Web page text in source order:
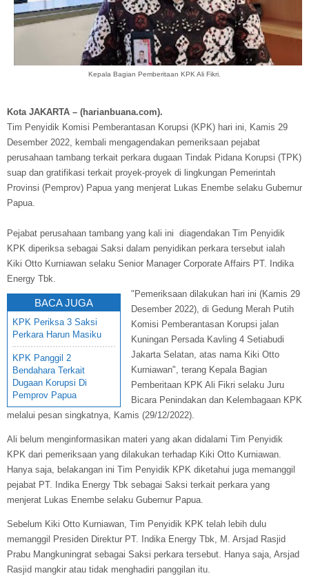
Kepala Bagian Pemberitaan KPK Ali Fikri.
Kota JAKARTA – (harianbuana.com).
Tim Penyidik Komisi Pemberantasan Korupsi (KPK) hari ini, Kamis 29
Desember 2022, kembali mengagendakan pemeriksaan pejabat
perusahaan tambang terkait perkara dugaan Tindak Pidana Korupsi (TPK)
suap dan gratifikasi terkait proyek-proyek di lingkungan Pemerintah
Provinsi (Pemprov) Papua yang menjerat Lukas Enembe selaku Gubernur
Papua.
Pejabat perusahaan tambang yang kali ini diagendakan Tim Penyidik
KPK diperiksa sebagai Saksi dalam penyidikan perkara tersebut ialah
Kiki Otto Kurniawan selaku Senior Manager Corporate Affairs PT. Indika
Energy Tbk.
BACA JUGA
KPK Periksa 3 Saksi
Perkara Harun Masiku
KPK Panggil 2
Bendahara Terkait
Dugaan Korupsi Di
Pemprov Papua
"Pemeriksaan dilakukan hari ini (Kamis 29
Desember 2022), di Gedung Merah Putih
Komisi Pemberantasan Korupsi jalan
Kuningan Persada Kavling 4 Setiabudi
Jakarta Selatan, atas nama Kiki Otto
Kurniawan", terang Kepala Bagian
Pemberitaan KPK Ali Fikri selaku Juru
Bicara Penindakan dan Kelembagaan KPK
melalui pesan singkatnya, Kamis (29/12/2022).
Ali belum menginformasikan materi yang akan didalami Tim Penyidik
KPK dari pemeriksaan yang dilakukan terhadap Kiki Otto Kurniawan.
Hanya saja, belakangan ini Tim Penyidik KPK diketahui juga memanggil
pejabat PT. Indika Energy Tbk sebagai Saksi terkait perkara yang
menjerat Lukas Enembe selaku Gubernur Papua.
Sebelum Kiki Otto Kurniawan, Tim Penyidik KPK telah lebih dulu
memanggil Presiden Direktur PT. Indika Energy Tbk, M. Arsjad Rasjid
Prabu Mangkuningrat sebagai Saksi perkara tersebut. Hanya saja, Arsjad
Rasjid mangkir atau tidak menghadiri panggilan itu.